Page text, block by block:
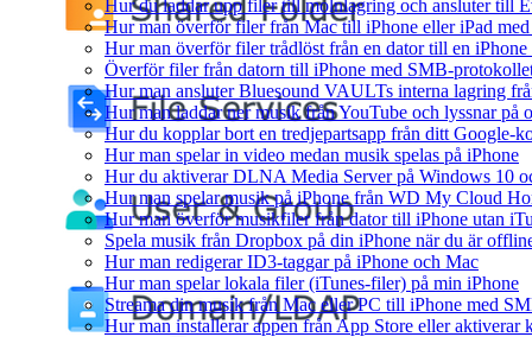
Hur du laddar upp filer till molnlagring och ansluter till
Hur man överför filer från Mac till iPhone eller iPad
Hur man överför filer trådlöst från en dator till en
Överför filer från datorn till iPhone med SMB-
Hur man ansluter Bluesound VAULTs interna lagring
Hur man laddar ner musik från YouTube och lyssnar på
Hur du kopplar bort en tredjepartsapp från ditt Google-
Hur man spelar in video medan musik spelas på iPhone
Hur du aktiverar DLNA Media Server på Windows 10
Hur man spelar musik på iPhone från WD My Cloud
Hur man överför musikfiler från dator till iPhone utan
Spela musik från Dropbox på din iPhone när du är
Hur man redigerar ID3-taggar på iPhone och Mac
Hur man spelar lokala filer (iTunes-filer) på min iPhone
Streama din musik från Mac eller PC till iPhone med
Hur man installerar appen från App Store eller aktiverar